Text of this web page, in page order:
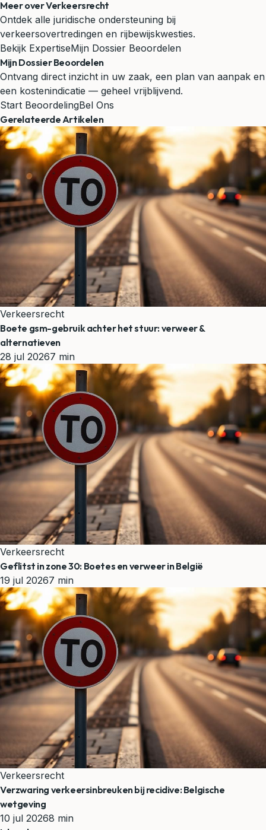
Meer over Verkeersrecht
Ontdek alle juridische ondersteuning bij
verkeersovertredingen en rijbewijskwesties.
Bekijk ExpertiseMijn Dossier Beoordelen
Mijn Dossier Beoordelen
Ontvang direct inzicht in uw zaak, een plan van aanpak en
een kostenindicatie — geheel vrijblijvend.
Start BeoordelingBel Ons
Gerelateerde Artikelen
Verkeersrecht
Boete gsm-gebruik achter het stuur: verweer &
alternatieven
28 jul 20267 min
Verkeersrecht
Geflitst in zone 30: Boetes en verweer in België
19 jul 20267 min
Verkeersrecht
Verzwaring verkeersinbreuken bij recidive: Belgische
wetgeving
10 jul 20268 min